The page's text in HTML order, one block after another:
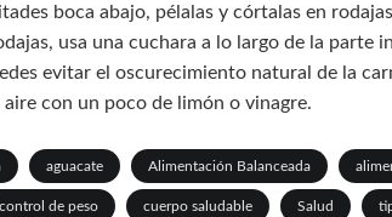
boca abajo, pélalas y córtalas en
usa una cuchara a lo largo de la parte
evitar el oscurecimiento natural de la
con un poco de limón o vinagre.
aguacate Alimentación Balanceada
control de peso cuerpo saludable Salud